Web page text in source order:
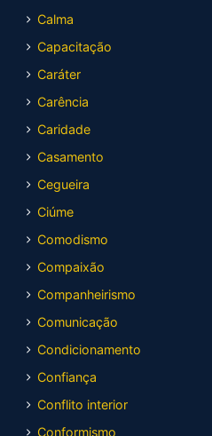
Calma
Capacitação
Caráter
Carência
Caridade
Casamento
Cegueira
Ciúme
Comodismo
Compaixão
Companheirismo
Comunicação
Condicionamento
Confiança
Conflito interior
Conformismo